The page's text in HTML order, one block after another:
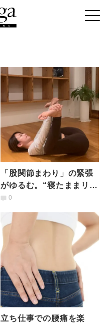
「股関節まわり」の緊張
がゆるむ。“寝たままリラ
ックス”ヨガストレッチ
0
立ち仕事での腰痛を楽